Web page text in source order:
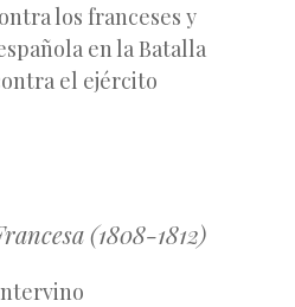
los franceses y
en la Batalla
el ejército
(1808-1812)